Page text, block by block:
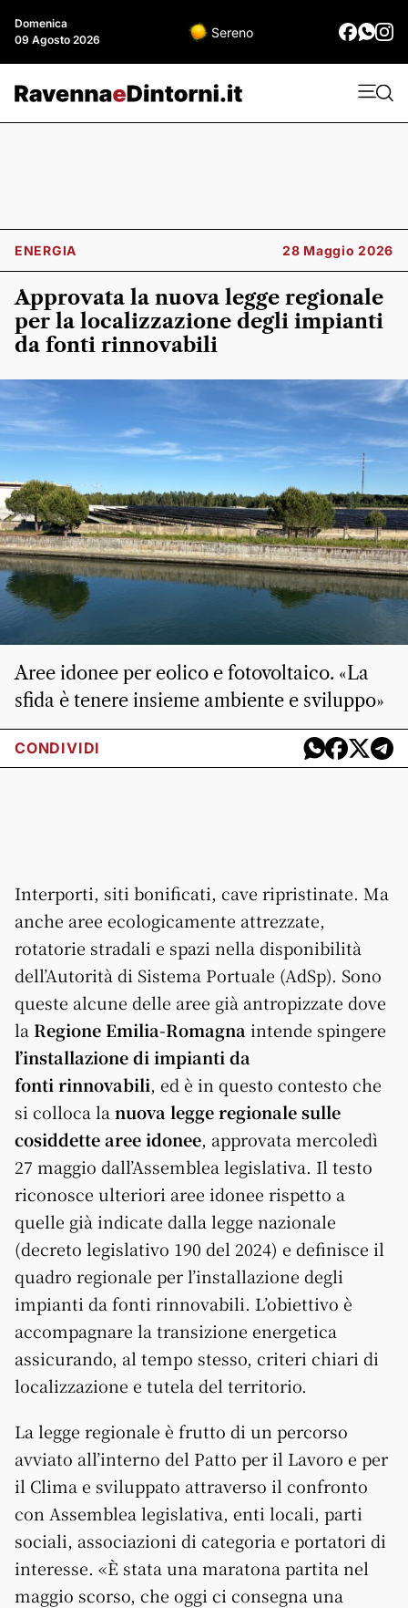
Domenica
09 Agosto 2026
Sereno
ENERGIA 28 Maggio 2026
Approvata la nuova legge regionale
per la localizzazione degli impianti
da fonti rinnovabili
Aree idonee per eolico e fotovoltaico. «La
sfida è tenere insieme ambiente e sviluppo»
CONDIVIDI
Interporti, siti bonificati, cave ripristinate. Ma
anche aree ecologicamente attrezzate,
rotatorie stradali e spazi nella disponibilità
dell’Autorità di Sistema Portuale (AdSp). Sono
queste alcune delle aree già antropizzate dove
la Regione Emilia-Romagna intende spingere
l’installazione di impianti da
fonti rinnovabili, ed è in questo contesto che
si colloca la nuova legge regionale sulle
cosiddette aree idonee, approvata mercoledì
27 maggio dall’Assemblea legislativa. Il testo
riconosce ulteriori aree idonee rispetto a
quelle già indicate dalla legge nazionale
(decreto legislativo 190 del 2024) e definisce il
quadro regionale per l’installazione degli
impianti da fonti rinnovabili. L’obiettivo è
accompagnare la transizione energetica
assicurando, al tempo stesso, criteri chiari di
localizzazione e tutela del territorio.
La legge regionale è frutto di un percorso
avviato all’interno del Patto per il Lavoro e per
il Clima e sviluppato attraverso il confronto
con Assemblea legislativa, enti locali, parti
sociali, associazioni di categoria e portatori di
interesse. «È stata una maratona partita nel
maggio scorso, che oggi ci consegna una